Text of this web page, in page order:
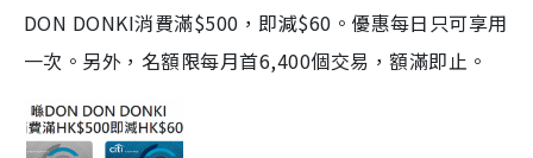
DON DONKI消費滿$500，即減$60。優惠每日只可享用
一次。另外，名額限每月首6,400個交易，額滿即止。